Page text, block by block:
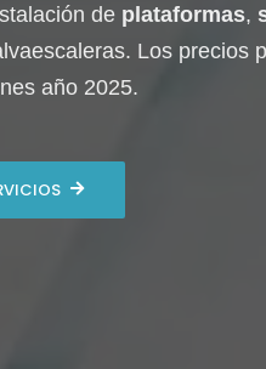
de plataformas,
Los precios
año 2025.